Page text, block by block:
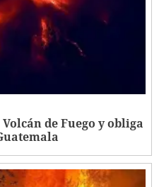
de Fuego y obliga